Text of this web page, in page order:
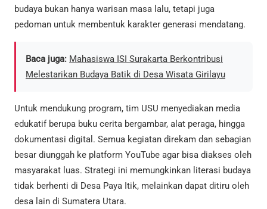
budaya bukan hanya warisan masa lalu, tetapi juga
pedoman untuk membentuk karakter generasi mendatang.
Baca juga: Mahasiswa ISI Surakarta Berkontribusi
Melestarikan Budaya Batik di Desa Wisata Girilayu
Untuk mendukung program, tim USU menyediakan media
edukatif berupa buku cerita bergambar, alat peraga, hingga
dokumentasi digital. Semua kegiatan direkam dan sebagian
besar diunggah ke platform YouTube agar bisa diakses oleh
masyarakat luas. Strategi ini memungkinkan literasi budaya
tidak berhenti di Desa Paya Itik, melainkan dapat ditiru oleh
desa lain di Sumatera Utara.